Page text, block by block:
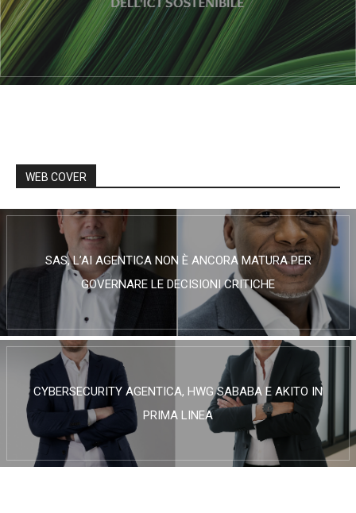
WEB COVER
SAS, L’AI AGENTICA NON È ANCORA MATURA PER
GOVERNARE LE DECISIONI CRITICHE
CYBERSECURITY AGENTICA, HWG SABABA E AKITO IN
PRIMA LINEA